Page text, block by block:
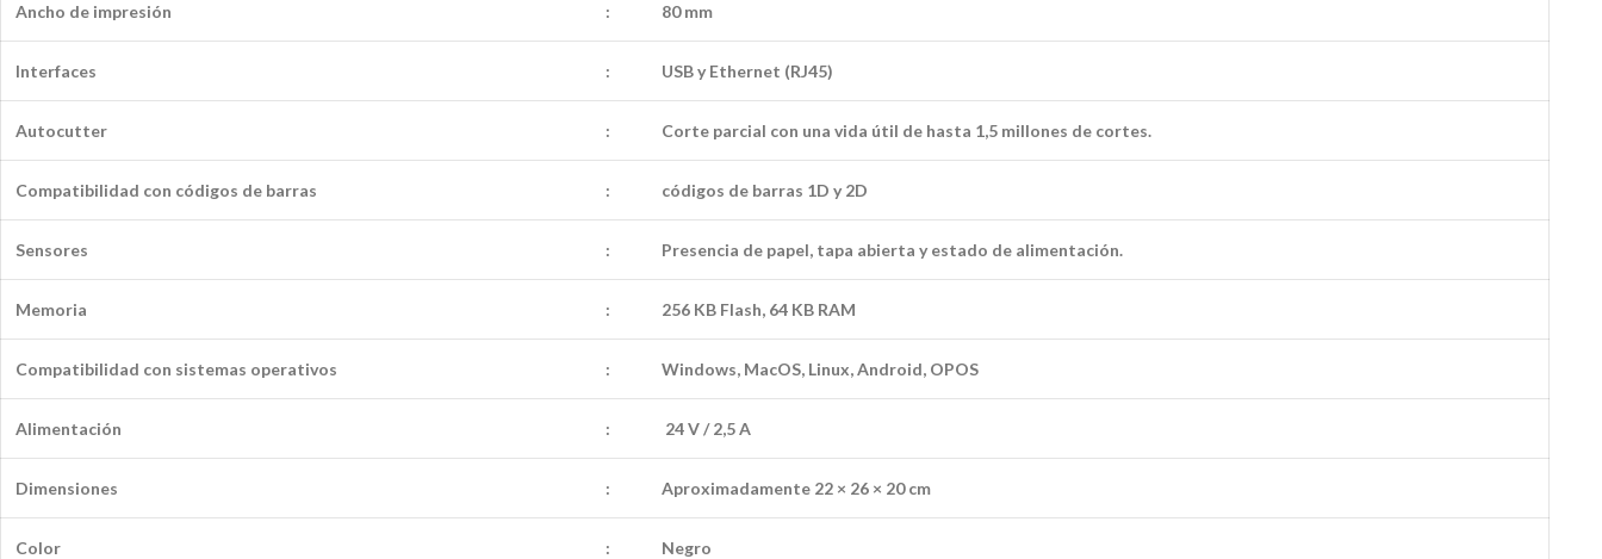
Ancho de impresión : 80 mm
Interfaces : USB y Ethernet (RJ45)
Autocutter : Corte parcial con una vida útil de hasta 1,5 millones de cortes.
Compatibilidad con códigos de barras : códigos de barras 1D y 2D
Sensores : Presencia de papel, tapa abierta y estado de alimentación.
Memoria : 256 KB Flash, 64 KB RAM
Compatibilidad con sistemas operativos : Windows, MacOS, Linux, Android, OPOS
Alimentación : 24 V / 2,5 A
Dimensiones : Aproximadamente 22 × 26 × 20 cm
Color : Negro